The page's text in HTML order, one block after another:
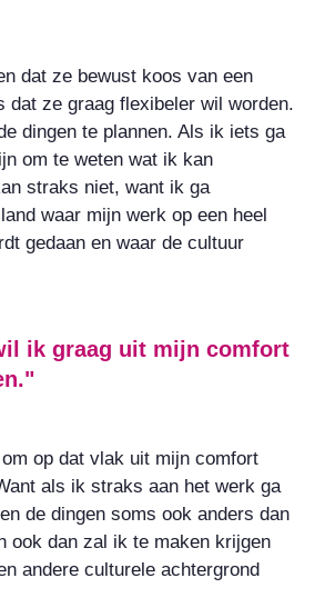
dat ze bewust koos van een
dat ze graag flexibeler wil worden.
dingen te plannen. Als ik iets ga
om te weten wat ik kan
straks niet, want ik ga
waar mijn werk op een heel
gedaan en waar de cultuur
ik graag uit mijn comfort
op dat vlak uit mijn comfort
als ik straks aan het werk ga
de dingen soms ook anders dan
ook dan zal ik te maken krijgen
andere culturele achtergrond